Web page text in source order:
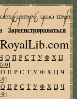
Зарегистрироваться
О П Р С Т У Ф Х Ц
9]
О П Р С Т У Ф Х Ц Ч
9]
О П Р С Т У Ф Х Ц Ч
9]